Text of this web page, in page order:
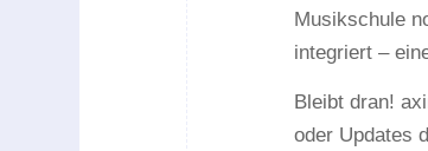
Musikschule
integriert –
Bleibt dran!
oder Updates